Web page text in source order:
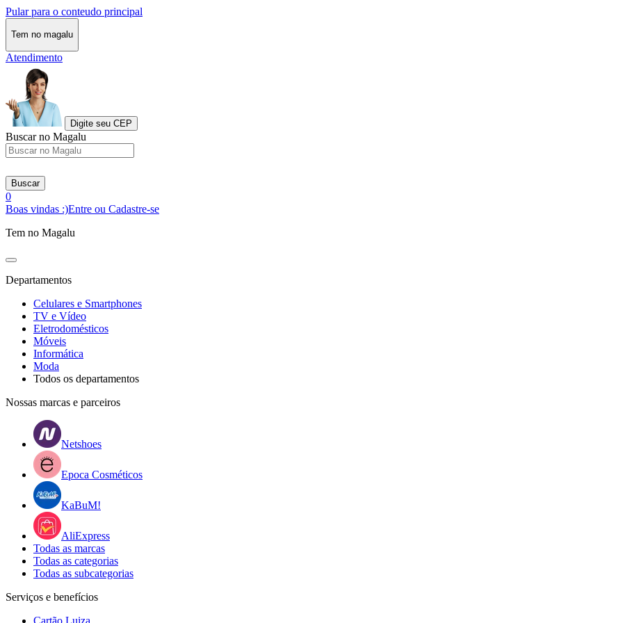
Pular para o conteudo principal
Tem no magalu
Atendimento
Digite seu CEP
Buscar no Magalu
Buscar
0
Boas vindas :)Entre ou Cadastre-se
Tem no Magalu
Departamentos
Celulares e Smartphones
TV e Vídeo
Eletrodomésticos
Móveis
Informática
Moda
Todos os departamentos
Nossas marcas e parceiros
Netshoes
Epoca Cosméticos
KaBuM!
AliExpress
Todas as marcas
Todas as categorias
Todas as subcategorias
Serviços e benefícios
Cartão Luiza